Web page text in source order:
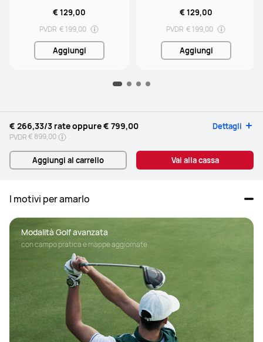
€ 129,00
PVDR € 199,00
Aggiungi
€ 129,00
PVDR € 199,00
Aggiungi
€ 266,33/3 rate oppure€ 799,00 Dettagli
PVDR€ 899,00
Aggiungi al carrello Vai alla cassa
I motivi per amarlo
Modalità Golf avanzata
con campo pratica e mappe aggiornate